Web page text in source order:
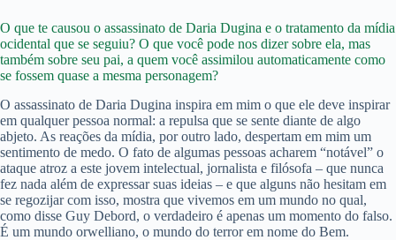
O que te causou o assassinato de Daria Dugina e o tratamento da mídia
ocidental que se seguiu? O que você pode nos dizer sobre ela, mas
também sobre seu pai, a quem você assimilou automaticamente como
se fossem quase a mesma personagem?
O assassinato de Daria Dugina inspira em mim o que ele deve inspirar
em qualquer pessoa normal: a repulsa que se sente diante de algo
abjeto. As reações da mídia, por outro lado, despertam em mim um
sentimento de medo. O fato de algumas pessoas acharem “notável” o
ataque atroz a este jovem intelectual, jornalista e filósofa – que nunca
fez nada além de expressar suas ideias – e que alguns não hesitam em
se regozijar com isso, mostra que vivemos em um mundo no qual,
como disse Guy Debord, o verdadeiro é apenas um momento do falso.
É um mundo orwelliano, o mundo do terror em nome do Bem.